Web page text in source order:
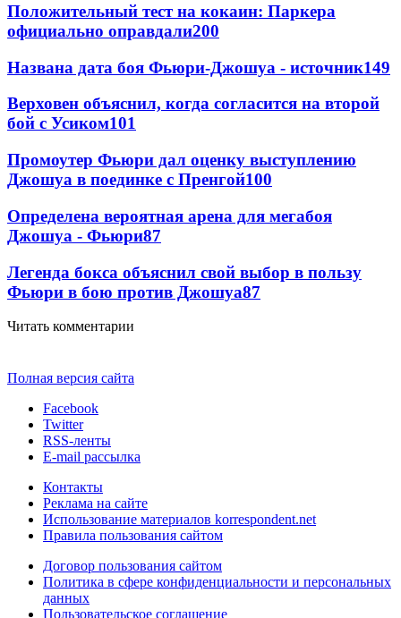
Положительный тест на кокаин: Паркера
официально оправдали200
Названа дата боя Фьюри-Джошуа - источник149
Верховен объяснил, когда согласится на второй
бой с Усиком101
Промоутер Фьюри дал оценку выступлению
Джошуа в поединке с Пренгой100
Определена вероятная арена для мегабоя
Джошуа - Фьюри87
Легенда бокса объяснил свой выбор в пользу
Фьюри в бою против Джошуа87
Читать комментарии
Полная версия сайта
Facebook
Twitter
RSS-ленты
E-mail рассылка
Контакты
Реклама на сайте
Использование материалов korrespondent.net
Правила пользования сайтом
Договор пользования сайтом
Политика в сфере конфиденциальности и персональных
данных
Пользовательское соглашение